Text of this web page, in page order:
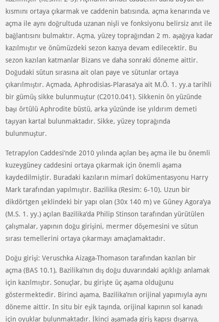
kısmını ortaya çıkarmak ve caddenin batısında, açma kenarında ve
açma ile aynı doğrultuda uzanan nişli ve fonksiyonu belirsiz anıt ile
bağlantısını bulmaktır. Açma, yüzey toprağından 2 m. aşağıya kadar
kazılmıştır ve önümüzdeki sezon kazıya devam edilecektir. Bu
sezon kazılan katmanlar Bizans ve daha sonraki döneme aittir.
Doğudaki sütun sırasına ait olan paye ve sütunlar ortaya
çıkarılmıştır. Açmada, Aphrodisias-Plarasa’ya ait M.Ö. 1. yy.a tarihli
bir gümüş sikke bulunmuştur (C2010.041). Sikkenin ön yüzünde
başı örtülü Aphrodite büstü, arka yüzünde ise yıldırım demeti
taşıyan kartal bulunmaktadır. Sikke, yüzey toprağında
bulunmuştur.
Tetrapylon Caddesi’nde 2010 yılında açılan beş açma ile bu önemli
kuzeygüney caddesini ortaya çıkarmak için önemli aşama
kaydedilmiştir. Buradaki kazıların mimarî dokümentasyonu Harry
Mark tarafından yapılmıştır. Bazilika (Resim: 6-10). Uzun bir
dikdörtgen şeklindeki bir yapı olan (30x 140 m) ve Güney Agora’ya
(M.S. 1. yy.) açılan Bazilika’da Philip Stinson tarafından yürütülen
çalışmalar, yapının doğu girişini, mermer döşemesini ve sütun
sırası temellerini ortaya çıkarmayı amaçlamaktadır.
Doğu girişi: Veruschka Aizaga-Thomason tarafından kazılan bir
açma (BAS 10.1), Bazilika’nın dış doğu duvarındaki açıklığı anlamak
için kazılmıştır. Sonuçlar, bu girişte üç aşama olduğunu
göstermektedir. Birinci aşama, Bazilika’nın orijinal yapımıyla aynı
döneme aittir. In situ bir eşik taşında, orijinal kapının sol kanadı
için oyuklar bulunmaktadır. İkinci aşamada giriş kapısı dışarıya,